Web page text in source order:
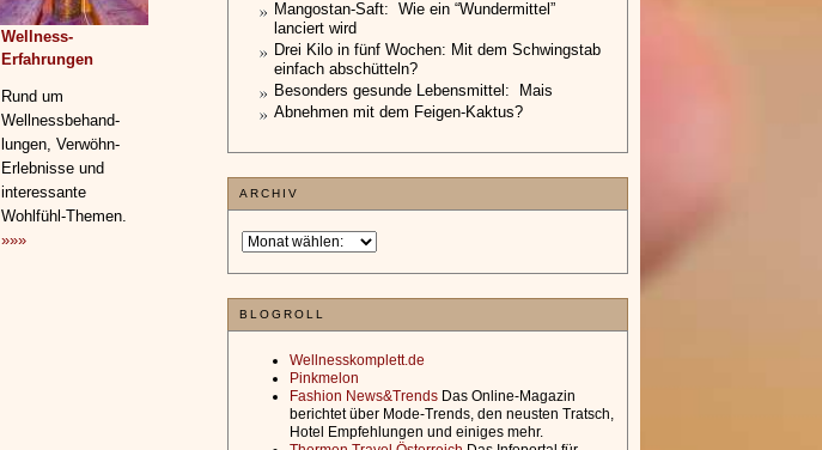
Wellness-
Erfahrungen
Rund um
Wellnessbehand­
lungen, Verwöhn-
Erlebnisse und
interessante
Wohlfühl-Themen.
»»»
Mangostan-Saft: Wie ein “Wundermittel”
lanciert wird
Drei Kilo in fünf Wochen: Mit dem Schwingstab
einfach abschütteln?
Besonders gesunde Lebensmittel: Mais
Abnehmen mit dem Feigen-Kaktus?
ARCHIV
BLOGROLL
Wellnesskomplett.de
Pinkmelon
Fashion News&Trends Das Online-Magazin
berichtet über Mode-Trends, den neusten Tratsch,
Hotel Empfehlungen und einiges mehr.